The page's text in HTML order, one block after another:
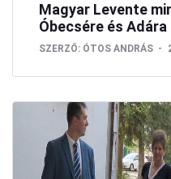
Magyar Levente
Óbecsére és
SZERZŐ: ÓTOS ANDRÁS